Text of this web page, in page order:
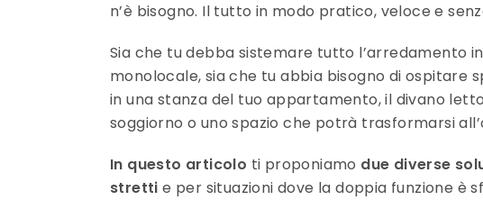
n’è bisogno. Il tutto in modo pratico, veloce e
Sia che tu debba sistemare tutto l’arredamento
monolocale, sia che tu abbia bisogno di ospitare
in una stanza del tuo appartamento, il divano
soggiorno o uno spazio che potrà trasformarsi
In questo articolo ti proponiamo due diverse
stretti e per situazioni dove la doppia funzione è